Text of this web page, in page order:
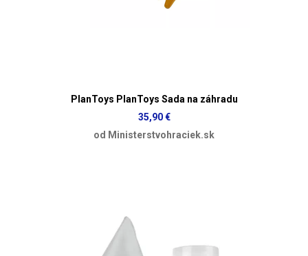
PlanToys PlanToys Sada na záhradu
35,90 €
od Ministerstvohraciek.sk